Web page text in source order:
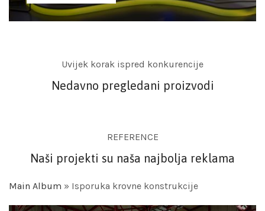
Uvijek korak ispred konkurencije
Nedavno pregledani proizvodi
REFERENCE
Naši projekti su naša najbolja reklama
Main Album » Isporuka krovne konstrukcije